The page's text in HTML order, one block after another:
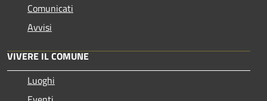
Comunicati
Avvisi
VIVERE IL COMUNE
Luoghi